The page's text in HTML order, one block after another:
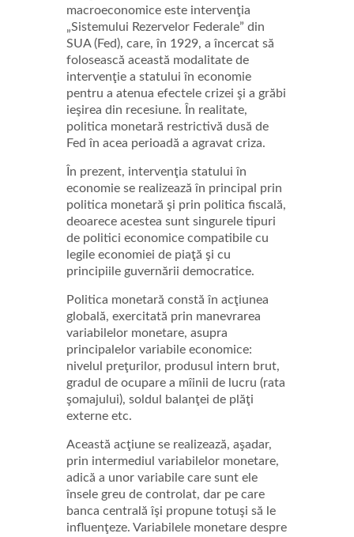
macroeconomice este intervenţia
„Sistemului Rezervelor Federale” din
SUA (Fed), care, în 1929, a încercat să
folosească această modalitate de
intervenţie a statului în economie
pentru a atenua efectele crizei şi a grăbi
ieşirea din recesiune. În realitate,
politica monetară restrictivă dusă de
Fed în acea perioadă a agravat criza.
În prezent, intervenţia statului în
economie se realizează în principal prin
politica monetară şi prin politica fiscală,
deoarece acestea sunt singurele tipuri
de politici economice compatibile cu
legile economiei de piaţă şi cu
principiile guvernării democratice.
Politica monetară constă în acţiunea
globală, exercitată prin manevrarea
variabilelor monetare, asupra
principalelor variabile economice:
nivelul preţurilor, produsul intern brut,
gradul de ocupare a mîinii de lucru (rata
şomajului), soldul balanţei de plăţi
externe etc.
Această acţiune se realizează, aşadar,
prin intermediul variabilelor monetare,
adică a unor variabile care sunt ele
însele greu de controlat, dar pe care
banca centrală îşi propune totuşi să le
influenţeze. Variabilele monetare despre